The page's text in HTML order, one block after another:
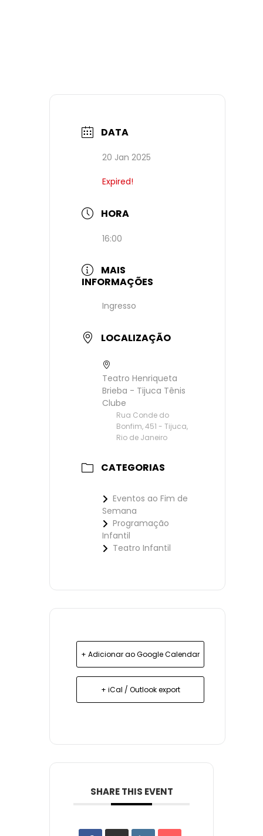
DATA
20 Jan 2025
Expired!
HORA
16:00
MAIS
INFORMAÇÕES
Ingresso
LOCALIZAÇÃO
Teatro Henriqueta
Brieba - Tijuca Tênis
Clube
Rua Conde do
Bonfim, 451 - Tijuca,
Rio de Janeiro
CATEGORIAS
Eventos ao Fim de
Semana
Programação
Infantil
Teatro Infantil
+ Adicionar ao Google Calendar
+ iCal / Outlook export
SHARE THIS EVENT